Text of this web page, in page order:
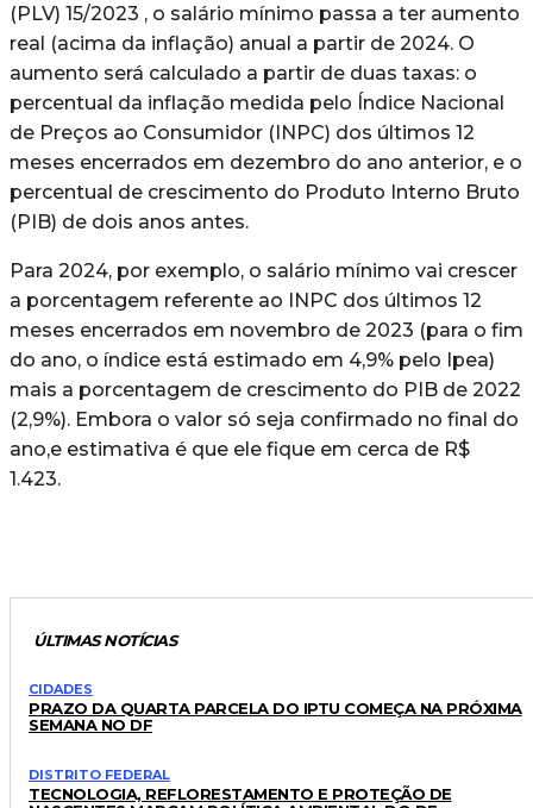
(PLV) 15/2023 , o salário mínimo passa a ter aumento
real (acima da inflação) anual a partir de 2024. O
aumento será calculado a partir de duas taxas: o
percentual da inflação medida pelo Índice Nacional
de Preços ao Consumidor (INPC) dos últimos 12
meses encerrados em dezembro do ano anterior, e o
percentual de crescimento do Produto Interno Bruto
(PIB) de dois anos antes.
Para 2024, por exemplo, o salário mínimo vai crescer
a porcentagem referente ao INPC dos últimos 12
meses encerrados em novembro de 2023 (para o fim
do ano, o índice está estimado em 4,9% pelo Ipea)
mais a porcentagem de crescimento do PIB de 2022
(2,9%). Embora o valor só seja confirmado no final do
ano,e estimativa é que ele fique em cerca de R$
1.423.
ÚLTIMAS NOTÍCIAS
CIDADES
PRAZO DA QUARTA PARCELA DO IPTU COMEÇA NA PRÓXIMA
SEMANA NO DF
DISTRITO FEDERAL
TECNOLOGIA, REFLORESTAMENTO E PROTEÇÃO DE